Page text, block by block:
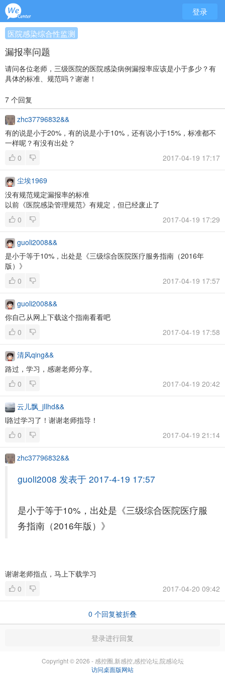
登录
医院感染综合性监测
漏报率问题
请问各位老师，三级医院的医院感染病例漏报率应该是小于多少？有
具体的标准、规范吗？谢谢！
7 个回复
zhc37796832&&
有的说是小于20%，有的说是小于10%，还有说小于15%，标准都不
一样呢？有没有出处？
0
2017-04-19 17:17
尘埃1969
没有规范规定漏报率的标准
以前《医院感染管理规范》有规定，但已经废止了
0
2017-04-19 17:29
guoli2008&&
是小于等于10%，出处是《三级综合医院医疗服务指南（2016年
版）》
0
2017-04-19 17:57
guoli2008&&
你自己从网上下载这个指南看看吧
0
2017-04-19 17:58
清风qing&&
路过，学习，感谢老师分享。
0
2017-04-19 20:42
云儿飘_jIlhd&&
l路过学习了！谢谢老师指导！
0
2017-04-19 21:14
zhc37796832&&
guoli2008 发表于 2017-4-19 17:57
是小于等于10%，出处是《三级综合医院医疗服
务指南（2016年版）》
谢谢老师指点，马上下载学习
0
2017-04-20 09:42
0 个回复被折叠
登录进行回复
Copyright © 2026 - 感控圈,新感控,感控论坛,院感论坛
访问桌面版网站